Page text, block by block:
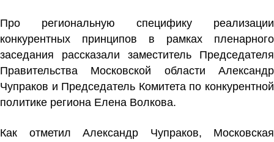
Про региональную специфику реализации
конкурентных принципов в рамках пленарного
заседания рассказали заместитель Председателя
Правительства Московской области Александр
Чупраков и Председатель Комитета по конкурентной
политике региона Елена Волкова.
Как отметил Александр Чупраков, Московская